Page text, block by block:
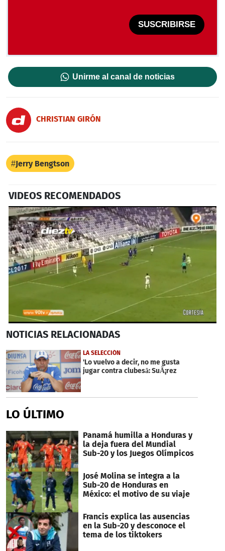
SUSCRIBIRSE
Unirme al canal de noticias
CHRISTIAN GIRÓN
Jerry Bengtson
VIDEOS RECOMENDADOS
seconds
44
seconds
NOTICIAS RELACIONADAS
LA SELECCIÓN
'Lo vuelvo a decir, no me gusta
jugar contra clubesâ: SuÃ¡rez
LO ÚLTIMO
Panamá humilla a Honduras y
la deja fuera del Mundial
Sub-20 y los Juegos Olímpicos
José Molina se integra a la
Sub-20 de Honduras en
México: el motivo de su viaje
Francis explica las ausencias
en la Sub-20 y desconoce el
tema de los tiktokers